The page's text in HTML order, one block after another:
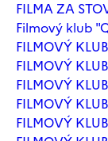
FILMA ZA
Filmový klub
FILMOVÝ
FILMOVÝ
FILMOVÝ
FILMOVÝ
FILMOVÝ